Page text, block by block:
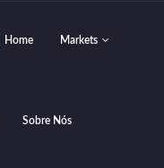
Home Markets
Sobre Nós